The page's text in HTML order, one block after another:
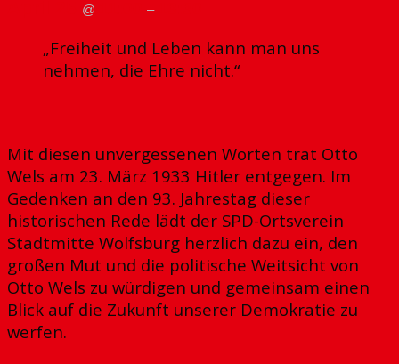
@ –
„Freiheit und Leben kann man uns
nehmen, die Ehre nicht.“
Mit diesen unvergessenen Worten trat Otto
Wels am 23. März 1933 Hitler entgegen. Im
Gedenken an den 93. Jahrestag dieser
historischen Rede lädt der SPD-Ortsverein
Stadtmitte Wolfsburg herzlich dazu ein, den
großen Mut und die politische Weitsicht von
Otto Wels zu würdigen und gemeinsam einen
Blick auf die Zukunft unserer Demokratie zu
werfen.